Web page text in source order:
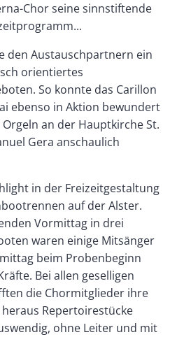
Chor seine sinnstiftende
den Austauschpartnern ein
orientiertes
So konnte das Carillon
ebenso in Aktion bewundert
an der Hauptkirche St.
Gera anschaulich
in der Freizeitgestaltung
auf der Alster.
Vormittag in drei
waren einige Mitsänger
beim Probenbeginn
Bei allen geselligen
die Chormitglieder ihre
Repertoirestücke
ohne Leiter und mit